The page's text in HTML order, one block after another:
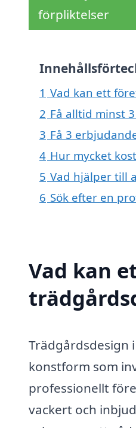
förpliktelser
1 Vad kan ett
2 Få alltid minst
3 Få 3
4 Hur mycket
5 Vad hjälper till
6 Sök efter en
Vad kan
Trädgårdsdesign
konstform som
professionellt
vackert och